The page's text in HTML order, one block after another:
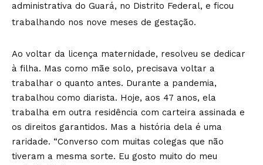
administrativa do Guará, no Distrito Federal, e ficou
trabalhando nos nove meses de gestação.
Ao voltar da licença maternidade, resolveu se dedicar
à filha. Mas como mãe solo, precisava voltar a
trabalhar o quanto antes. Durante a pandemia,
trabalhou como diarista. Hoje, aos 47 anos, ela
trabalha em outra residência com carteira assinada e
os direitos garantidos. Mas a história dela é uma
raridade. “Converso com muitas colegas que não
tiveram a mesma sorte. Eu gosto muito do meu